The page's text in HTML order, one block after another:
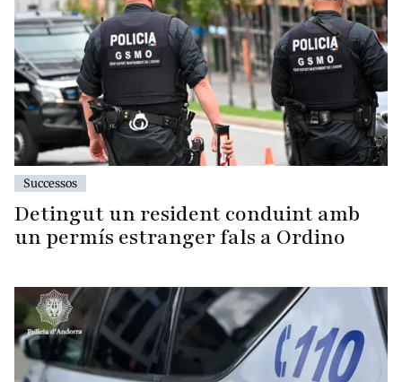
Successos
Detingut un resident conduint amb
un permís estranger fals a Ordino